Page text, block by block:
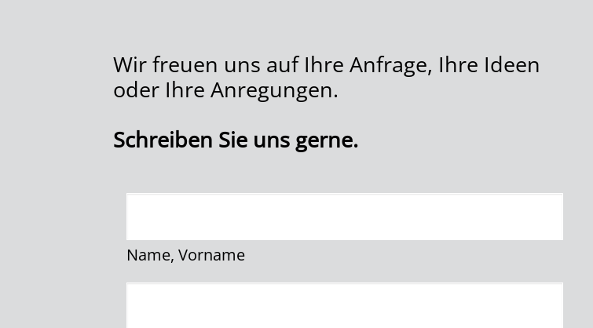
Wir freuen uns auf Ihre Anfrage, Ihre Ideen
oder Ihre Anregungen.
Schreiben Sie uns gerne.
Name, Vorname